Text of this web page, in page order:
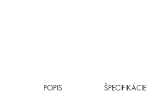
POPIS ŠPECIFIKÁCIE